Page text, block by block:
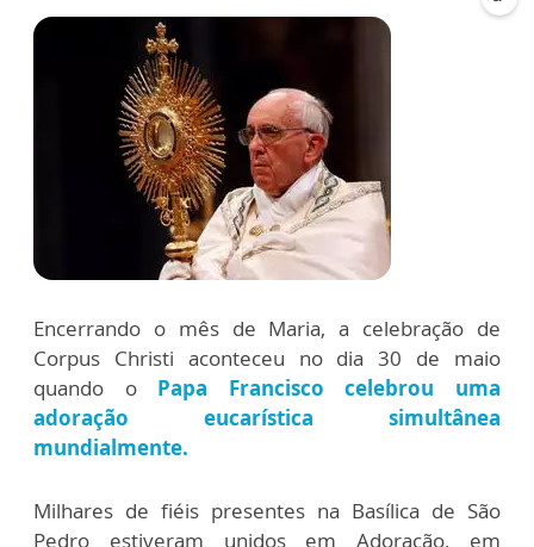
Encerrando o mês de Maria, a celebração de
Corpus Christi aconteceu no dia 30 de maio
quando o Papa Francisco celebrou uma
adoração eucarística simultânea
mundialmente.
Milhares de fiéis presentes na Basílica de São
Pedro estiveram unidos em Adoração, em